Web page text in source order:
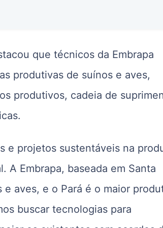
que técnicos da Embrapa
produtivas de suínos e aves,
produtivos, cadeia de
e projetos sustentáveis na
A Embrapa, baseada em Santa
aves, e o Pará é o maior
buscar tecnologias para